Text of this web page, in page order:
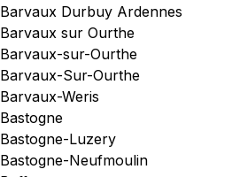
Barvaux Durbuy Ardennes
Barvaux sur Ourthe
Barvaux-sur-Ourthe
Barvaux-Sur-Ourthe
Barvaux-Weris
Bastogne
Bastogne-Luzery
Bastogne-Neufmoulin